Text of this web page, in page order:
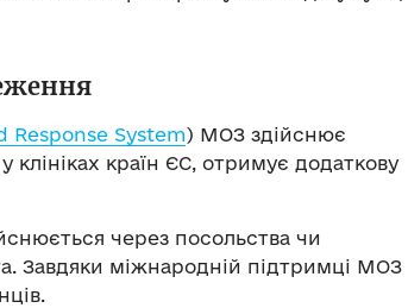
Response System) МОЗ здійснює
клініках країн ЄС, отримує додаткову
через посольства чи
Завдяки міжнародній підтримці МОЗ